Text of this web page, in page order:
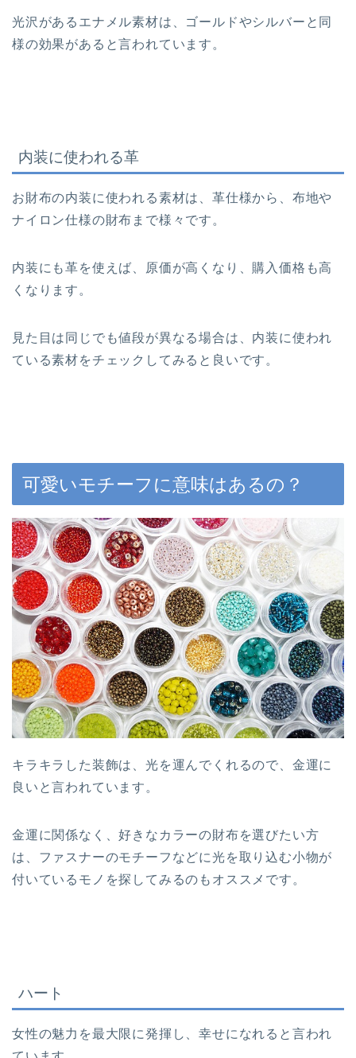
光沢があるエナメル素材は、ゴールドやシルバーと同
様の効果があると言われています。
内装に使われる革
お財布の内装に使われる素材は、革仕様から、布地や
ナイロン仕様の財布まで様々です。
内装にも革を使えば、原価が高くなり、購入価格も高
くなります。
見た目は同じでも値段が異なる場合は、内装に使われ
ている素材をチェックしてみると良いです。
可愛いモチーフに意味はあるの？
キラキラした装飾は、光を運んでくれるので、金運に
良いと言われています。
金運に関係なく、好きなカラーの財布を選びたい方
は、ファスナーのモチーフなどに光を取り込む小物が
付いているモノを探してみるのもオススメです。
ハート
女性の魅力を最大限に発揮し、幸せになれると言われ